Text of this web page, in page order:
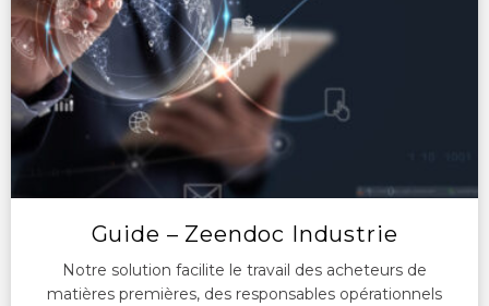
Guide – Zeendoc Industrie
Notre solution facilite le travail des acheteurs de
matières premières, des responsables opérationnels